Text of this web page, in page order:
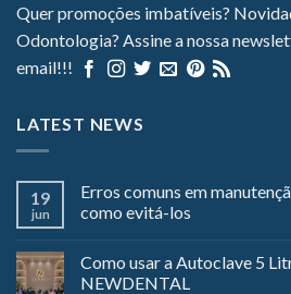
Quer promoções imbatíveis?
Odontologia? Assine a nossa
email!!!
LATEST NEWS
19
jun
Erros comuns em
como evitá-los
Como usar a Autoclave 5
NEWDENTAL